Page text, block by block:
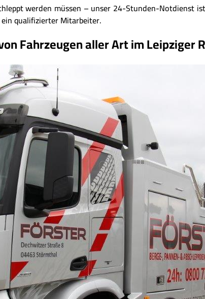
werden müssen – unser 24-Stunden-Notdienst
qualifizierter Mitarbeiter.
Fahrzeugen aller Art im Leipziger